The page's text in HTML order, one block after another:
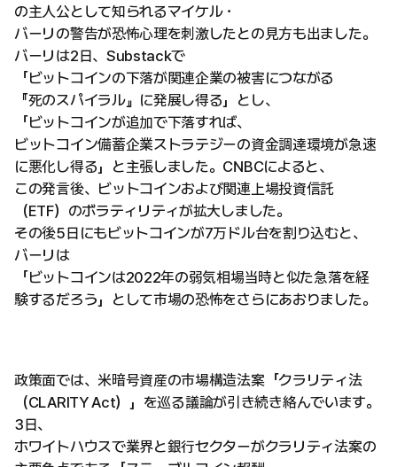
の主人公として知られるマイケル・
バーリの警告が恐怖心理を刺激したとの見方も出ました。
バーリは2日、Substackで
「ビットコインの下落が関連企業の被害につながる
『死のスパイラル』に発展し得る」とし、
「ビットコインが追加で下落すれば、
ビットコイン備蓄企業ストラテジーの資金調達環境が急速
に悪化し得る」と主張しました。CNBCによると、
この発言後、ビットコインおよび関連上場投資信託
（ETF）のボラティリティが拡大しました。
その後5日にもビットコインが7万ドル台を割り込むと、
バーリは
「ビットコインは2022年の弱気相場当時と似た急落を経
験するだろう」として市場の恐怖をさらにあおりました。
政策面では、米暗号資産の市場構造法案「クラリティ法
（CLARITY Act）」を巡る議論が引き続き絡んでいます。
3日、
ホワイトハウスで業界と銀行セクターがクラリティ法案の